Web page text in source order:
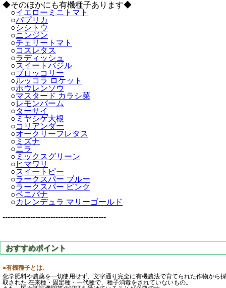
◆そのほかにも有機種子あります◆
○イエローミニトマト
○パプリカ
○シシトウ
○ニンジン
○チェリートマト
○コスレタス
○ラディッシュ
○スイートバジル
○ブロッコリー
○ルッコラ ロケット
○ホウレンソウ
○マスタード カラシ菜
○レモンバーム
○ターサイ
○ ミヤシゲ大根
○コリアンダー
○オークリーフレタス
○ ミズナ
○ニラ
○ ミックスグリーン
○ ヒマワリ
○スイートピー
○ラークスパー ブルー
○ラークスパー ピンク
○ベニバナ
○カレンデュラ マリーゴールド
-----------------------------------------
●有機種子とは、
化学肥料や農薬を一切使用せず、文字通り完全に有機農法で育てられた作物から採
取された 在来種・固定種・一代種で、種子消毒をされていないもの。